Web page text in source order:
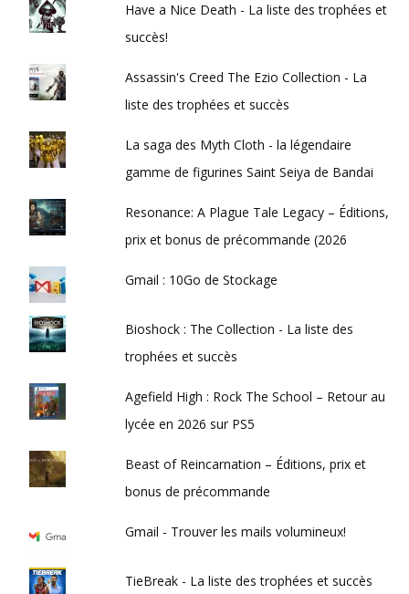
Have a Nice Death - La liste des trophées et
succès!
Assassin's Creed The Ezio Collection - La
liste des trophées et succès
La saga des Myth Cloth - la légendaire
gamme de figurines Saint Seiya de Bandai
Resonance: A Plague Tale Legacy – Éditions,
prix et bonus de précommande (2026
Gmail : 10Go de Stockage
Bioshock : The Collection - La liste des
trophées et succès
Agefield High : Rock The School – Retour au
lycée en 2026 sur PS5
Beast of Reincarnation – Éditions, prix et
bonus de précommande
Gmail - Trouver les mails volumineux!
TieBreak - La liste des trophées et succès